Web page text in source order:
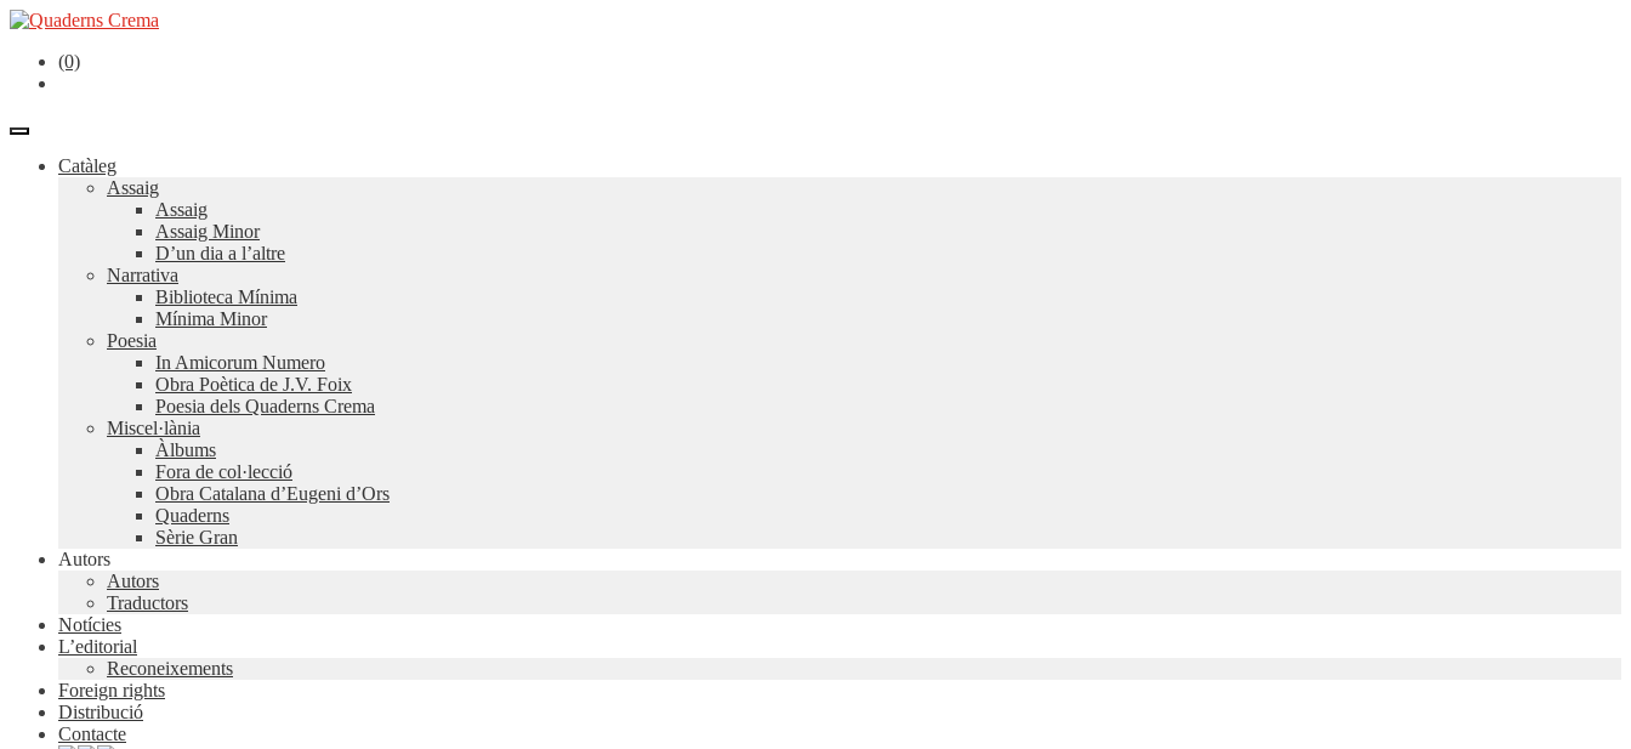
(0)
Catàleg
Assaig
Assaig
Assaig Minor
D’un dia a l’altre
Narrativa
Biblioteca Mínima
Mínima Minor
Poesia
In Amicorum Numero
Obra Poètica de J.V. Foix
Poesia dels Quaderns Crema
Miscel·lània
Àlbums
Fora de col·lecció
Obra Catalana d’Eugeni d’Ors
Quaderns
Sèrie Gran
Autors
Autors
Traductors
Notícies
L’editorial
Reconeixements
Foreign rights
Distribució
Contacte